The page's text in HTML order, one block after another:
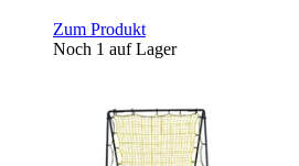
Zum Produkt
Noch 1 auf Lager